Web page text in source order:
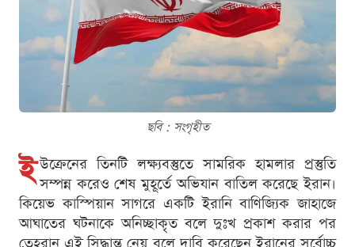
ছবি : সংগৃহীত
ই উক্রেনের তিনটি লক্ষ্যবস্তুতে সামরিক হামলার প্রস্তুতি
সম্পন্ন করেও শেষ মুহূর্তে অভিযান বাতিল করেছে ইরান।
কিয়েভ কাস্পিয়ান সাগরে একটি ইরানি বাণিজ্যিক জাহাজে
আঘাতের ঘটনাকে অনিচ্ছাকৃত বলে দুঃখ প্রকাশ করার পর